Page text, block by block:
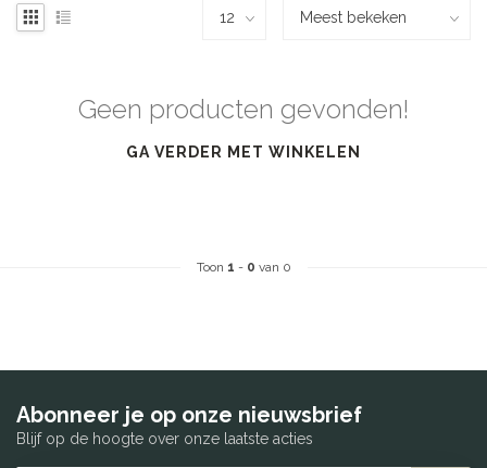
Geen producten gevonden!
GA VERDER MET WINKELEN
Toon 1 - 0 van 0
Abonneer je op onze nieuwsbrief
Blijf op de hoogte over onze laatste acties